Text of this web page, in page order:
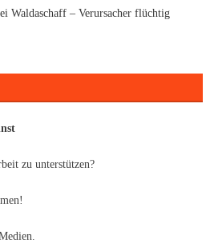
Waldaschaff – Verursacher flüchtig
zu unterstützen?